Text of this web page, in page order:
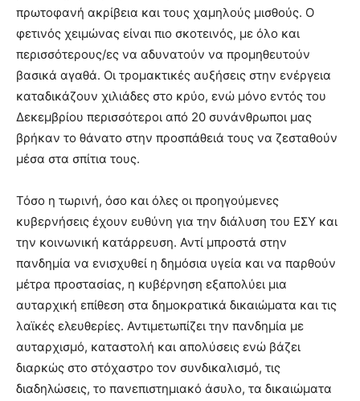
πρωτοφανή ακρίβεια και τους χαμηλούς μισθούς. Ο
φετινός χειμώνας είναι πιο σκοτεινός, με όλο και
περισσότερους/ες να αδυνατούν να προμηθευτούν
βασικά αγαθά. Οι τρομακτικές αυξήσεις στην ενέργεια
καταδικάζουν χιλιάδες στο κρύο, ενώ μόνο εντός του
Δεκεμβρίου περισσότεροι από 20 συνάνθρωποι μας
βρήκαν το θάνατο στην προσπάθειά τους να ζεσταθούν
μέσα στα σπίτια τους.
Τόσο η τωρινή, όσο και όλες οι προηγούμενες
κυβερνήσεις έχουν ευθύνη για την διάλυση του ΕΣΥ και
την κοινωνική κατάρρευση. Αντί μπροστά στην
πανδημία να ενισχυθεί η δημόσια υγεία και να παρθούν
μέτρα προστασίας, η κυβέρνηση εξαπολύει μια
αυταρχική επίθεση στα δημοκρατικά δικαιώματα και τις
λαϊκές ελευθερίες. Αντιμετωπίζει την πανδημία με
αυταρχισμό, καταστολή και απολύσεις ενώ βάζει
διαρκώς στο στόχαστρο τον συνδικαλισμό, τις
διαδηλώσεις, το πανεπιστημιακό άσυλο, τα δικαιώματα